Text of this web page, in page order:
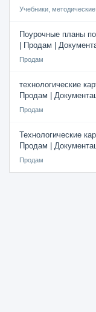
Поурочные планы
| Продам |
Продам
технологические
Продам |
Продам
Технологические
Продам |
Продам